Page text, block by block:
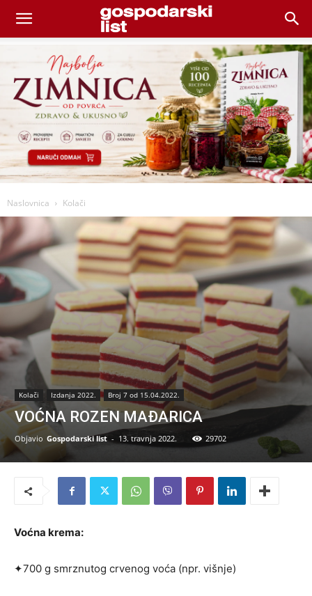
Naslovnica Kolači
Kolači Izdanja 2022. Broj 7 od 15.04.2022.
VOĆNA ROZEN MAĐARICA
Objavio Gospodarski list - 13. travnja 2022. 29702
Voćna krema:
✦700 g smrznutog crvenog voća (npr. višnje)